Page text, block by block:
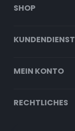
SHOP
KUNDENDIENST
MEIN KONTO
RECHTLICHES